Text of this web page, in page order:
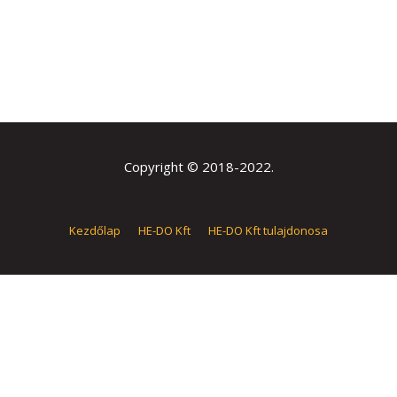
Copyright © 2018-2022.
Kezdőlap HE-DO Kft HE-DO Kft tulajdonosa